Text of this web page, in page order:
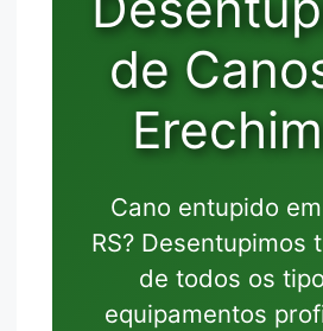
de
Cano entupido em
RS? Desentupimos
de todos os
equipamentos